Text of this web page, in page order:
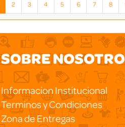
2 3 4 5 6 7 8
SOBRE
Informacion Institucional
Terminos y Condiciones
Zona de Entregas